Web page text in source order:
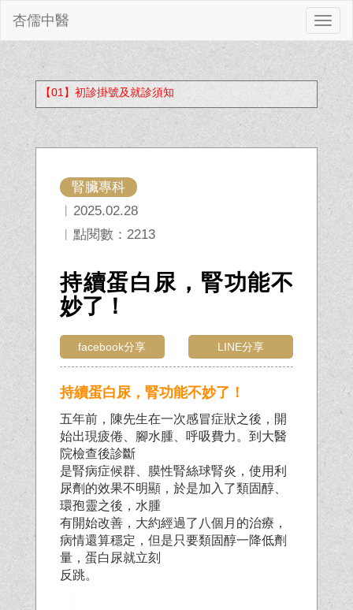
切
換
杏儒中醫
【01】初診掛號及就診須知
腎臟專科
︱2025.02.28
︱點閱數：2213
持續蛋白尿，腎功能不
妙了！
facebook分享 LINE分享
持續蛋白尿，腎功能不妙了！
五年前，陳先生在一次感冒症狀之後，開
始出現疲倦、腳水腫、呼吸費力。到大醫
院檢查後診斷
是腎病症候群、膜性腎絲球腎炎，使用利
尿劑的效果不明顯，於是加入了類固醇、
環孢靈之後，水腫
有開始改善，大約經過了八個月的治療，
病情還算穩定，但是只要類固醇一降低劑
量，蛋白尿就立刻
反跳。